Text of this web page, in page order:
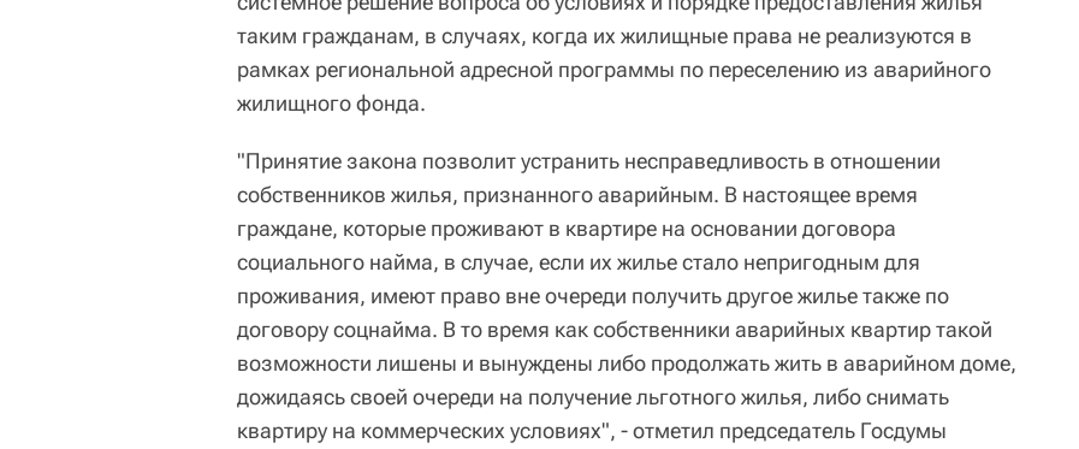
таким гражданам, в случаях, когда их жилищные права не реализуются в
рамках региональной адресной программы по переселению из аварийного
жилищного фонда.
"Принятие закона позволит устранить несправедливость в отношении
собственников жилья, признанного аварийным. В настоящее время
граждане, которые проживают в квартире на основании договора
социального найма, в случае, если их жилье стало непригодным для
проживания, имеют право вне очереди получить другое жилье также по
договору соцнайма. В то время как собственники аварийных квартир такой
возможности лишены и вынуждены либо продолжать жить в аварийном доме,
дожидаясь своей очереди на получение льготного жилья, либо снимать
квартиру на коммерческих условиях", - отметил председатель Госдумы